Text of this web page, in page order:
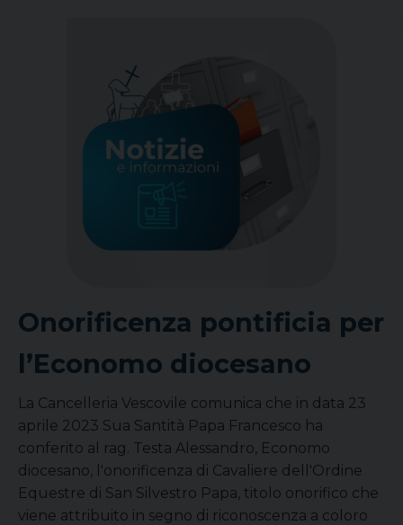
Onorificenza pontificia per
l’Economo diocesano
La Cancelleria Vescovile comunica che in data 23
aprile 2023 Sua Santità Papa Francesco ha
conferito al rag. Testa Alessandro, Economo
diocesano, l'onorificenza di Cavaliere dell'Ordine
Equestre di San Silvestro Papa, titolo onorifico che
viene attribuito in segno di riconoscenza a coloro